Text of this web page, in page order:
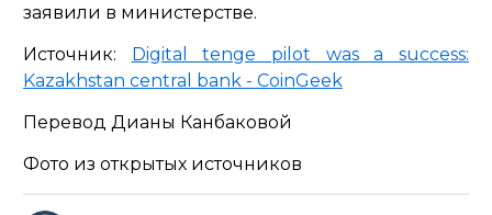
заявили в министерстве.
Источник: Digital tenge pilot was a success:
Kazakhstan central bank - CoinGeek
Перевод Дианы Канбаковой
Фото из открытых источников